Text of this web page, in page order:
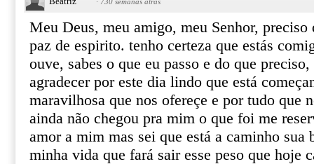
Meu Deus, meu amigo, meu Senhor, preciso
paz de espirito. tenho certeza que estás
ouve, sabes o que eu passo e do que
agradecer por este dia lindo que está
maravilhosa que nos ofereçe e por tudo que
ainda não chegou pra mim o que foi me
amor a mim mas sei que está a caminho sua
minha vida que fará sair esse peso que hoje